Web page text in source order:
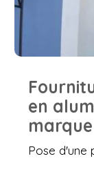
en
Pose d'une